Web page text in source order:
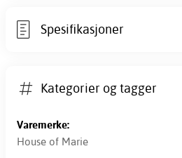
Spesifikasjoner
Kategorier og tagger
Varemerke:
House of Marie